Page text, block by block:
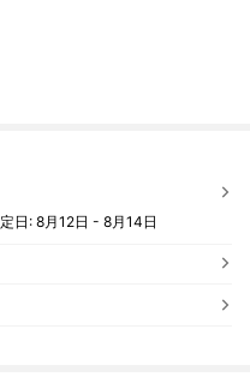
日: 8月12日 - 8月14日